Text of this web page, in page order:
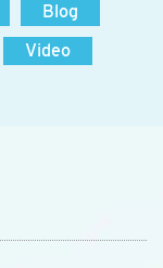
Blog
Video